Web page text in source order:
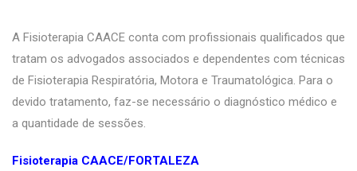
A Fisioterapia CAACE conta com profissionais qualificados que
tratam os advogados associados e dependentes com técnicas
de Fisioterapia Respiratória, Motora e Traumatológica. Para o
devido tratamento, faz-se necessário o diagnóstico médico e
a quantidade de sessões.
Fisioterapia CAACE/FORTALEZA